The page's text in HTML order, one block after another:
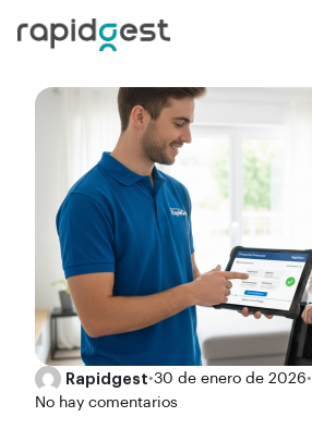
Rapidgest•30 de enero de 2026•
No hay comentarios